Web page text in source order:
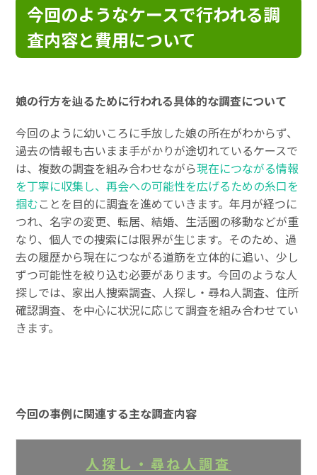
今回のようなケースで行われる調
査内容と費用について
娘の行方を辿るために行われる具体的な調査について
今回のように幼いころに手放した娘の所在がわからず、
過去の情報も古いまま手がかりが途切れているケースで
は、複数の調査を組み合わせながら現在につながる情報
を丁寧に収集し、再会への可能性を広げるための糸口を
掴むことを目的に調査を進めていきます。年月が経つに
つれ、名字の変更、転居、結婚、生活圏の移動などが重
なり、個人での捜索には限界が生じます。そのため、過
去の履歴から現在につながる道筋を立体的に追い、少し
ずつ可能性を絞り込む必要があります。今回のような人
探しでは、家出人捜索調査、人探し・尋ね人調査、住所
確認調査、を中心に状況に応じて調査を組み合わせてい
きます。
今回の事例に関連する主な調査内容
人探し・尋ね人調査